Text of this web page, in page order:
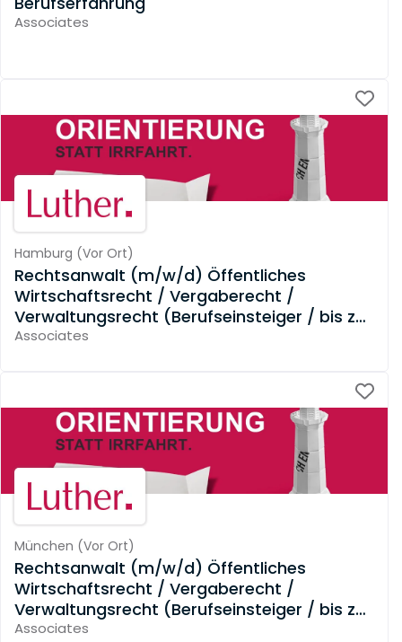
Associates
Hamburg (Vor Ort)
Rechtsanwalt (m/w/d) Öffentliches
Wirtschaftsrecht / Vergaberecht /
Verwaltungsrecht (Berufseinsteiger / bis zu
3 Jahre Berufserfahrung)
Associates
München (Vor Ort)
Rechtsanwalt (m/w/d) Öffentliches
Wirtschaftsrecht / Vergaberecht /
Verwaltungsrecht (Berufseinsteiger / bis zu
3 Jahre Berufserfahrung)
Associates